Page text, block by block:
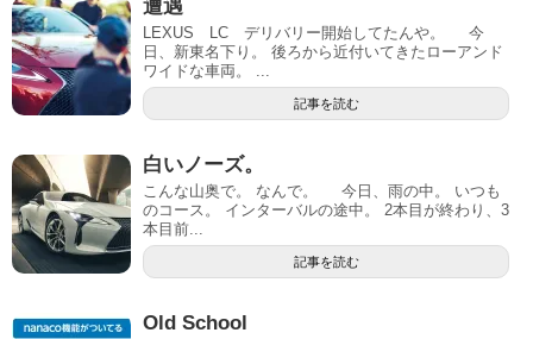
遭遇
LEXUS LC デリバリー開始してたんや。 今
日、新東名下り。 後ろから近付いてきたローアンド
ワイドな車両。 ...
記事を読む
白いノーズ。
こんな山奥で。 なんで。 今日、雨の中。 いつも
のコース。 インターバルの途中。 2本目が終わり、3
本目前...
記事を読む
Old School